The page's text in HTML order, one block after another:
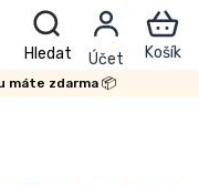
máte zdarma 📦